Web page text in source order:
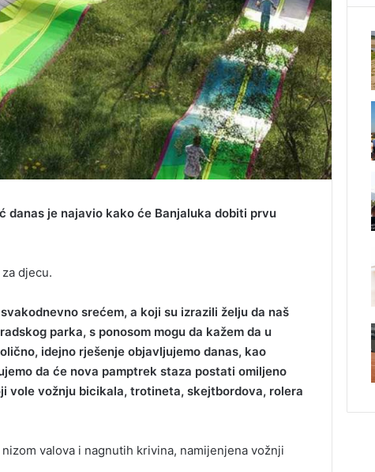
danas je najavio kako će Banjaluka dobiti prvu
djecu.
srećem, a koji su izrazili želju da naš
parka, s ponosom mogu da kažem da u
idejno rješenje objavljujemo danas, kao
da će nova pamptrek staza postati omiljeno
vole vožnju bicikala, trotineta, skejtbordova, rolera
valova i nagnutih krivina, namijenjena vožnji